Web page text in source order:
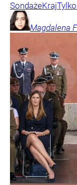
SondażeKraj
Magdalena